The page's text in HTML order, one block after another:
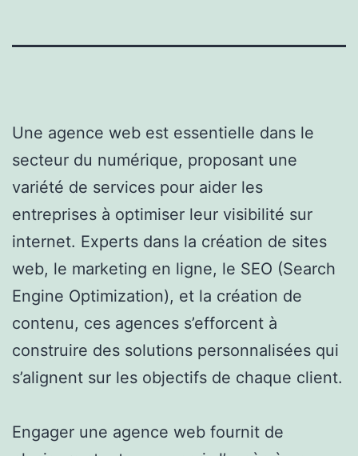
Une agence web est essentielle dans le
secteur du numérique, proposant une
variété de services pour aider les
entreprises à optimiser leur visibilité sur
internet. Experts dans la création de sites
web, le marketing en ligne, le SEO (Search
Engine Optimization), et la création de
contenu, ces agences s’efforcent à
construire des solutions personnalisées qui
s’alignent sur les objectifs de chaque client.
Engager une agence web fournit de